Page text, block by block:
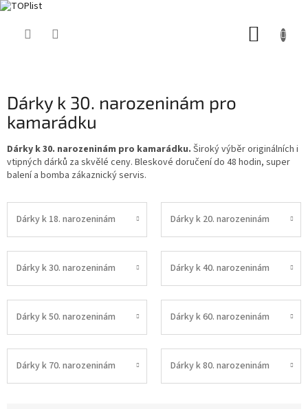
Dárky k 30. narozeninám pro
kamarádku
Dárky k 30. narozeninám pro kamarádku. Široký výběr originálních i
vtipných dárků za skvělé ceny. Bleskové doručení do 48 hodin, super
balení a bomba zákaznický servis.
Dárky k 18. narozeninám Dárky k 20. narozeninám
Dárky k 30. narozeninám Dárky k 40. narozeninám
Dárky k 50. narozeninám Dárky k 60. narozeninám
Dárky k 70. narozeninám Dárky k 80. narozeninám